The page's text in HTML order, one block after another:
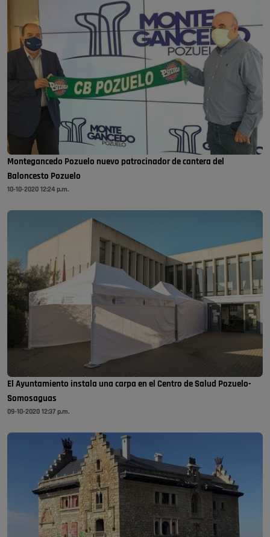
Montegancedo Pozuelo nuevo patrocinador de cantera del
Baloncesto Pozuelo
10-10-2020 12:24 p.m.
El Ayuntamiento instala una carpa en el Centro de Salud Pozuelo-
Somosaguas
09-10-2020 12:37 p.m.